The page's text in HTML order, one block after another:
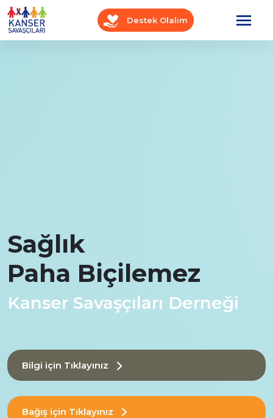
Destek Olalım
Sağlık
Paha Biçilemez
Kanser Savaşçıları Derneği
Bilgi için Tıklayınız
Bağış için Tıklayınız